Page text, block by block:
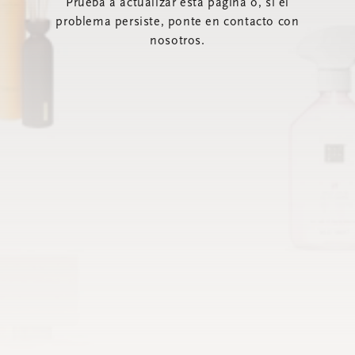
Prueba a actualizar esta página o, si el
problema persiste, ponte en contacto con
nosotros.